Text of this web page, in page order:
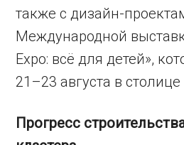
также с дизайн-
Международной
Expo: всё для детей»,
21–23 августа в
Прогресс